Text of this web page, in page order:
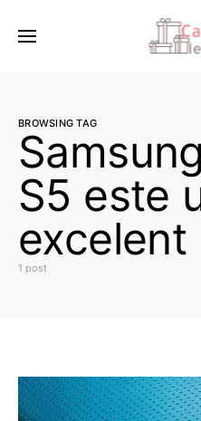
BROWSING TAG
S5 este
excelent
1 post